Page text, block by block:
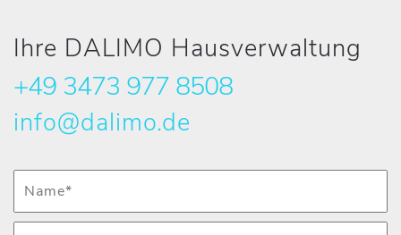
Ihre DALIMO Hausverwaltung
+49 3473 977 8508
info@dalimo.de